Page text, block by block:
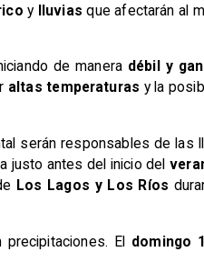
y lluviasque afectarán al
de manera débil y
altas temperaturas y la
serán responsables de las
justo antes del inicio del
Los Lagos y Los Ríos
precipitaciones. El domingo